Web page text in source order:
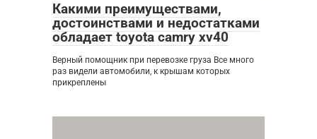
Какими преимуществами,
достоинствами и недостатками
обладает toyota camry xv40
Верный помощник при перевозке груза Все много
раз видели автомобили, к крышам которых
прикреплены